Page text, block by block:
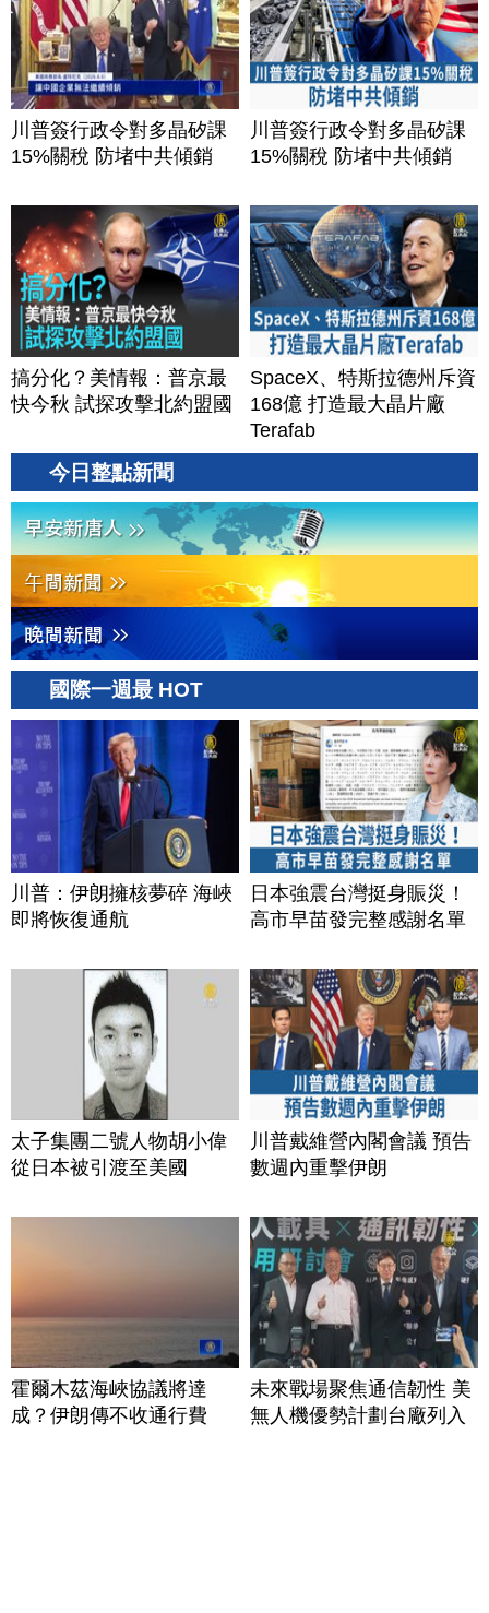
川普簽行政令對多晶矽課
15%關稅 防堵中共傾銷
川普簽行政令對多晶矽課
15%關稅 防堵中共傾銷
搞分化？美情報：普京最
快今秋 試探攻擊北約盟國
SpaceX、特斯拉德州斥資
168億 打造最大晶片廠
Terafab
今日整點新聞
國際一週最 HOT
川普：伊朗擁核夢碎 海峽
即將恢復通航
日本強震台灣挺身賑災！
高市早苗發完整感謝名單
太子集團二號人物胡小偉
從日本被引渡至美國
川普戴維營內閣會議 預告
數週內重擊伊朗
霍爾木茲海峽協議將達
成？伊朗傳不收通行費
未來戰場聚焦通信韌性 美
無人機優勢計劃台廠列入